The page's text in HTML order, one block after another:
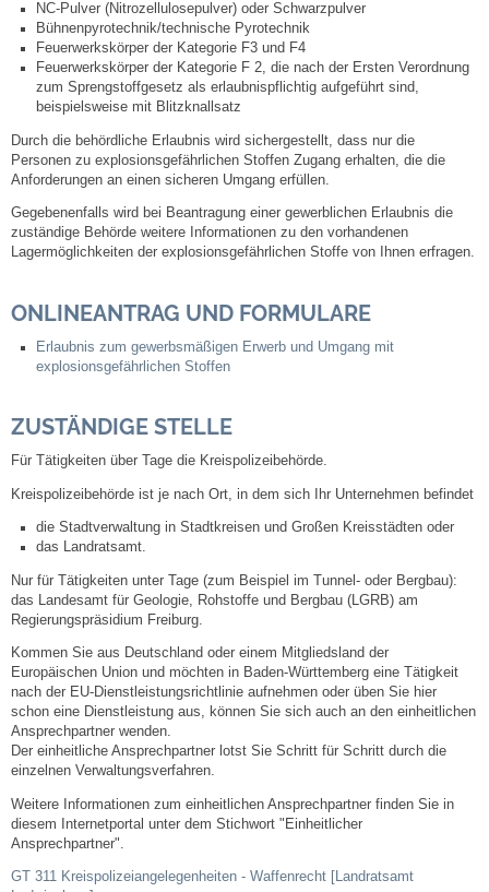
Ortsrecht
Schadensmeldungen
Bürgerservice
Sitzungsberichte
Ratsinfo
Gutachterausschuss
Leben
Bauen & Wohnen
NETZMonitor
Bodenrichtwerte
Laufende beschränkte Ausschreibungen
Bebauungspläne
Fortschreibung Flächennutzungsplan
NC-Pulver (Nitrozellulosepulver) oder Schwarzpulver
Bühnenpyrotechnik/technische Pyrotechnik
Feuerwerkskörper der Kategorie F3 und F4
Feuerwerkskörper der Kategorie F 2, die nach der Ersten Verordnung
zum Sprengstoffgesetz als erlaubnispflichtig aufgeführt sind,
beispielsweise mit Blitzknallsatz
Durch die behördliche Erlaubnis wird sichergestellt, dass nur die
Personen zu explosionsgefährlichen Stoffen Zugang erhalten, die die
Anforderungen an einen sicheren Umgang erfüllen.
Gegebenenfalls wird bei Beantragung einer gewerblichen Erlaubnis die
zuständige Behörde weitere Informationen zu den vorhandenen
Lagermöglichkeiten der explosionsgefährlichen Stoffe von Ihnen erfragen.
ONLINEANTRAG UND FORMULARE
Erlaubnis zum gewerbsmäßigen Erwerb und Umgang mit
explosionsgefährlichen Stoffen
ZUSTÄNDIGE STELLE
Für Tätigkeiten über Tage die Kreispolizeibehörde.
Kreispolizeibehörde ist je nach Ort, in dem sich Ihr Unternehmen befindet
die Stadtverwaltungin Stadtkreisen und Großen Kreisstädten oder
das Landratsamt.
Nur für Tätigkeiten unter Tage (zum Beispiel im Tunnel- oder Bergbau):
das Landesamt für Geologie, Rohstoffe und Bergbau (LGRB) am
Regierungspräsidium Freiburg.
Kommen Sie aus Deutschland oder einem Mitgliedsland der
Europäischen Union und möchten in Baden-Württemberg eine Tätigkeit
nach der EU-Dienstleistungsrichtlinie aufnehmen oder üben Sie hier
schon eine Dienstleistung aus, können Sie sich auch an den einheitlichen
Ansprechpartner wenden.
Der einheitliche Ansprechpartner lotst Sie Schritt für Schritt durch die
einzelnen Verwaltungsverfahren.
Weitere Informationen zum einheitlichen Ansprechpartner finden Sie in
diesem Internetportal unter dem Stichwort "Einheitlicher
Ansprechpartner".
GT 311 Kreispolizeiangelegenheiten - Waffenrecht [Landratsamt